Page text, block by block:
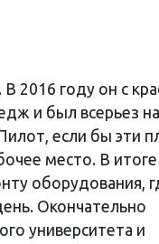
2016 году он с
и был всерьез
если бы эти
место. В итоге
оборудования,
Окончательно
университета и